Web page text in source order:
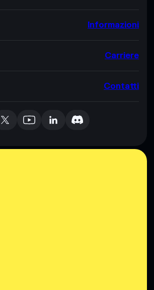
Informazioni
Carriere
Contatti